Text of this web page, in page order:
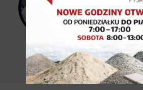
KAMIENIE
OZDOBNE
PIASKI ŻWIRY